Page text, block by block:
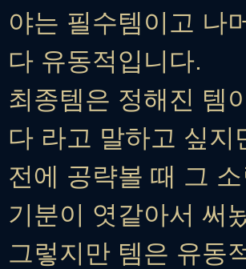
야는 필수템이고 나
다 유동적입니다.
최종템은 정해진 템
다 라고 말하고 싶지
전에 공략볼 때 그
기분이 엿같아서 써
그렇지만 템은 유동